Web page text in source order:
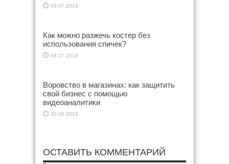
09.07.2019
Как можно разжечь костер без
использования спичек?
08.07.2019
Воровство в магазинах: как защитить
свой бизнес с помощью
видеоаналитики
30.06.2019
ОСТАВИТЬ КОММЕНТАРИЙ